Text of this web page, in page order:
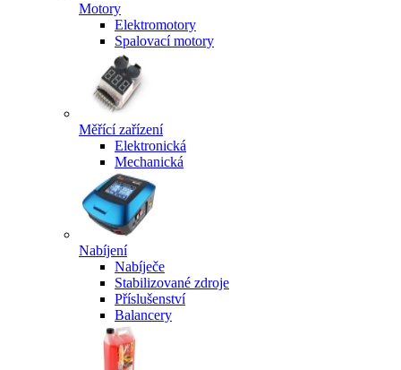
Motory
Elektromotory
Spalovací motory
Měřící zařízení
Elektronická
Mechanická
Nabíjení
Nabíječe
Stabilizované zdroje
Příslušenství
Balancery